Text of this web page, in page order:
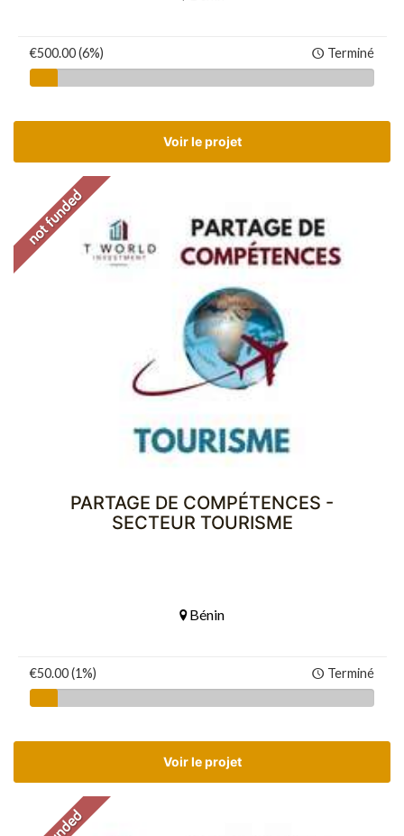
€500.00 (6%) Terminé
Voir le projet
PARTAGE DE COMPÉTENCES -
SECTEUR TOURISME
Bénin
€50.00 (1%) Terminé
Voir le projet